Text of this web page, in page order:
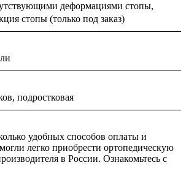
деформациями стопы,
стопы (только под заказ)
подростковая
удобных способов оплаты и
легко приобрести ортопедическую
в России. Ознакомьтесь с